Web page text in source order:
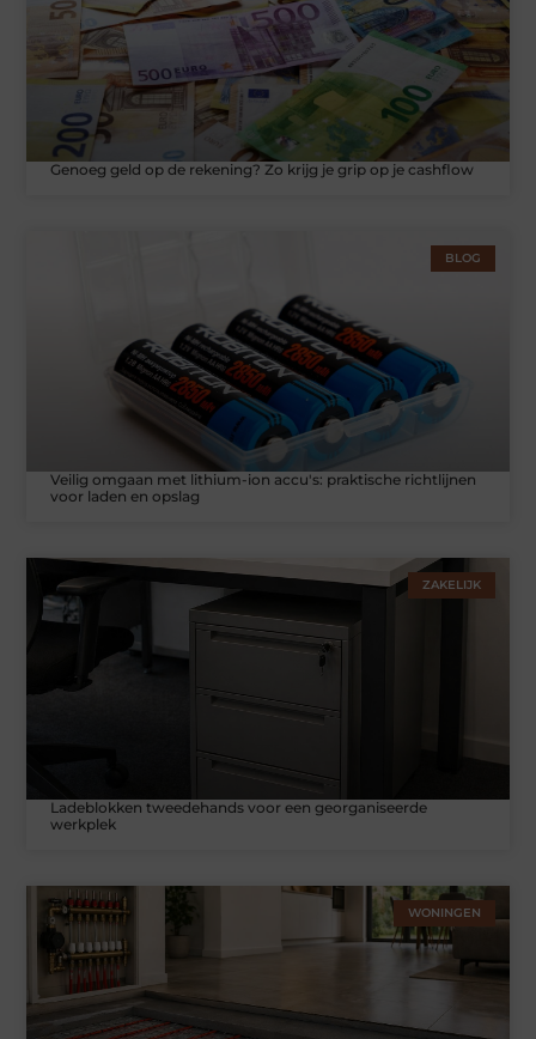
Genoeg geld op de rekening? Zo krijg je grip op je cashflow
BLOG
Veilig omgaan met lithium-ion accu's: praktische richtlijnen
voor laden en opslag
ZAKELIJK
Ladeblokken tweedehands voor een georganiseerde
werkplek
WONINGEN